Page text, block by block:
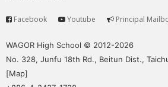
Service
Facebook Youtube Principal
WAGOR High School © 2012-2026
No. 328, Junfu 18th Rd., Beitun Dist.,
[Map]